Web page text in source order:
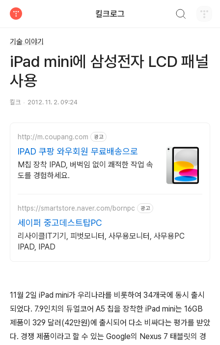
킬크로그
기술 이야기
iPad mini에 삼성전자 LCD 패널
사용
킬크 2012. 11. 2. 09:24
http://m.coupang.com 광고
IPAD 쿠팡 와우회원 무료배송으로
M칩 장착 IPAD, 버벅임 없이 쾌적한 작업 속
도를 경험하세요.
https://smartstore.naver.com/bornpc 광고
세이퍼 중고데스트탑PC
리사이클IT기기, 피벗모니터, 사무용모니터, 사무용PC
IPAD, IPAD
11월 2일 iPad mini가 우리나라를 비롯하여 34개국에 동시 출시
되었다. 7.9인치의 듀얼코어 A5 칩을 장착한 iPad mini는 16GB
제품이 329 달러(42만원)에 출시되어 다소 비싸다는 평가를 받았
다. 경쟁 제품이라고 할 수 있는 Google의 Nexus 7 태블릿의 경